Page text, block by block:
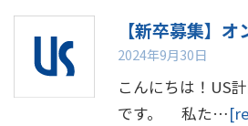
2024年9月30日
こんにちは！US
です。 私た…